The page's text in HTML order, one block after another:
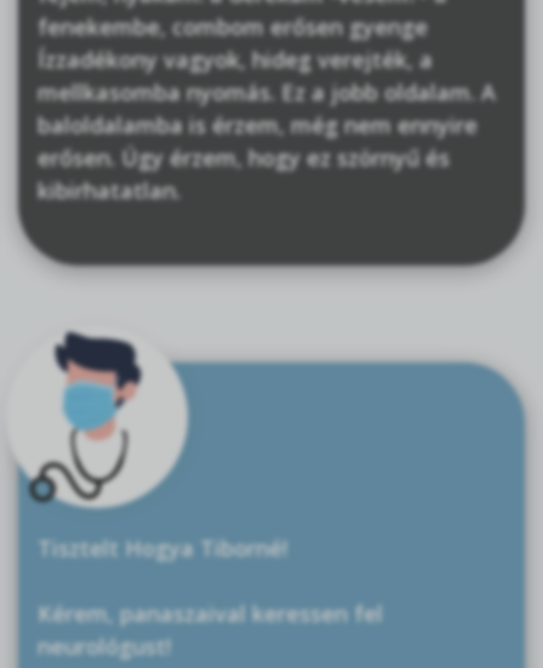
fenekembe, combom erősen gyenge
Ízzadékony vagyok, hideg verejték, a
mellkasomba nyomás. Ez a jobb oldalam. A
baloldalamba is érzem, még nem ennyire
erősen. Úgy érzem, hogy ez szörnyű és
kibirhatatlan.
Tisztelt Hogya Tiborné!
Kérem, panaszaival keressen fel
neurológust!